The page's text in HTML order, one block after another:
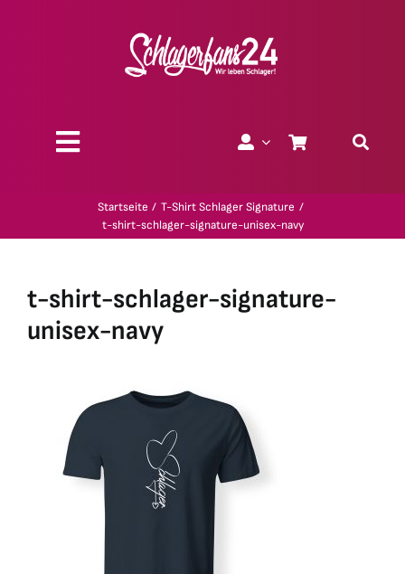
Toggle
Geschenk-Gutscheine
Startseite
T-Shirt Schlager Signature
t-shirt-schlager-signature-unisex-navy
t-shirt-schlager-signature-
unisex-navy